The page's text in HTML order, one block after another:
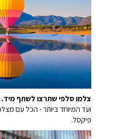
צלמו סלפי שתרצו לשתף מיד.
פיקסל.